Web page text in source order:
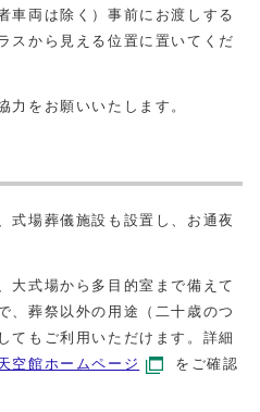
車両は除く）事前にお渡しする
スから見える位置に置いてくだ
力をお願いいたします。
式場葬儀施設も設置し、お通夜
大式場から多目的室まで備えて
、葬祭以外の用途（二十歳のつ
てもご利用いただけます。詳細
空館ホームページ
をご確認